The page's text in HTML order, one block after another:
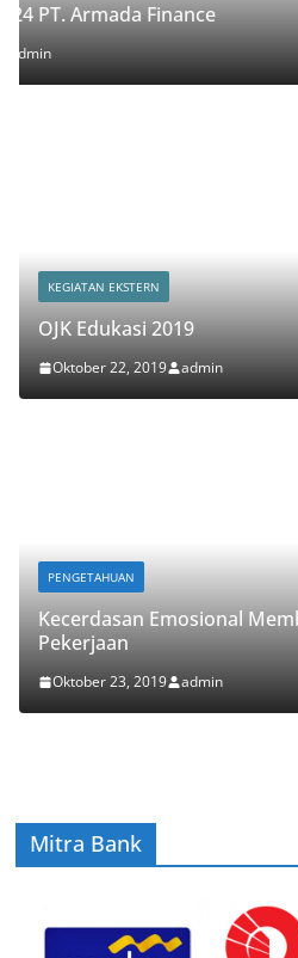
PPD I & II
KEGIATAN EKSTERN
OJK Edukasi 2019
Oktober 22, 2019 admin
PENGETAHUAN
Kecerdasan Emosional
Pekerjaan
Oktober 23, 2019 admin
Mitra Bank